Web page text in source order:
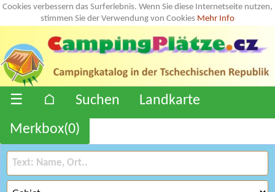
Cookies verbessern das Surferlebnis. Wenn Sie diese Internetseite nutzen,
stimmen Sie der Verwendung von Cookies Mehr Info
☰ ⌂ Suchen
Landkarte
Merkbox(0)